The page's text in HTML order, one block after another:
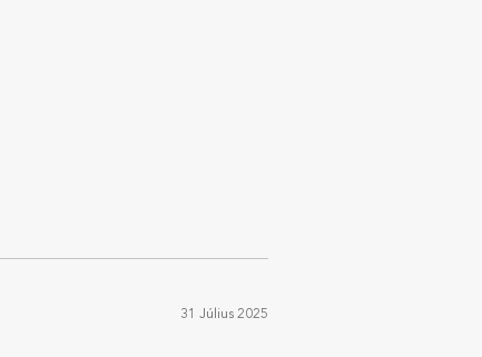
31 Július 2025